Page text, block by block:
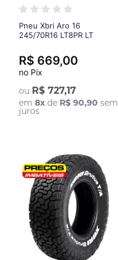
Pneu Xbri Aro 16
245/70R16 LT8PR LT
ou R$ 727,17
em8x de R$ 90,90 sem
juros
R$ 669,00
no Pix